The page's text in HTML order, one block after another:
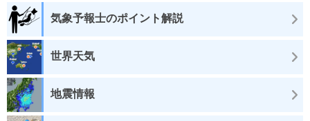
気象予報士のポイント解説
世界天気
地震情報